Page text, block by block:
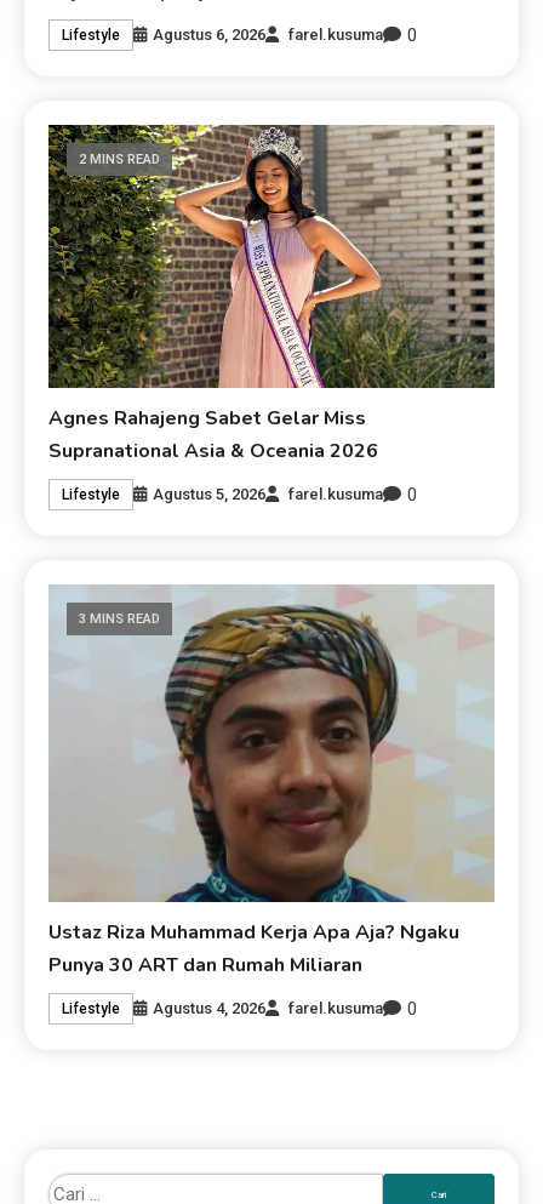
Lifestyle Agustus 6, 2026 farel.kusuma 0
2 MINS READ
Agnes Rahajeng Sabet Gelar Miss
Supranational Asia & Oceania 2026
Lifestyle Agustus 5, 2026 farel.kusuma 0
3 MINS READ
Ustaz Riza Muhammad Kerja Apa Aja? Ngaku
Punya 30 ART dan Rumah Miliaran
Lifestyle Agustus 4, 2026 farel.kusuma 0